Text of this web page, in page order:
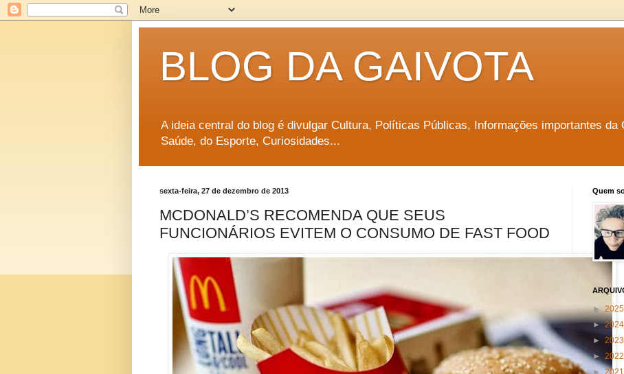
BLOG DA GAIVOTA
A ideia central do blog é divulgar Cultura, Políticas Públicas, Informações importantes da
Saúde, do Esporte, Curiosidades...
sexta-feira, 27 de dezembro de 2013
MCDONALD’S RECOMENDA QUE SEUS
FUNCIONÁRIOS EVITEM O CONSUMO DE FAST FOOD
Quem
►2025
►2024
► 2023
► 2022